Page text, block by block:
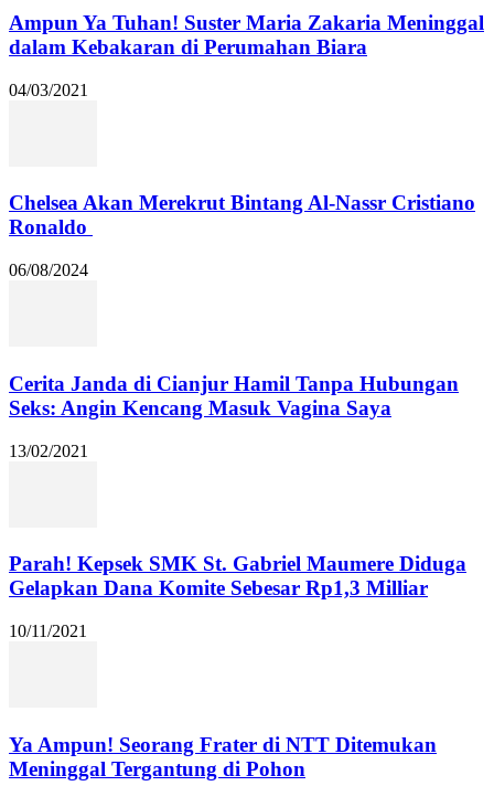
Ampun Ya Tuhan! Suster Maria Zakaria Meninggal
dalam Kebakaran di Perumahan Biara
04/03/2021
Chelsea Akan Merekrut Bintang Al-Nassr Cristiano
Ronaldo
06/08/2024
Cerita Janda di Cianjur Hamil Tanpa Hubungan
Seks: Angin Kencang Masuk Vagina Saya
13/02/2021
Parah! Kepsek SMK St. Gabriel Maumere Diduga
Gelapkan Dana Komite Sebesar Rp1,3 Milliar
10/11/2021
Ya Ampun! Seorang Frater di NTT Ditemukan
Meninggal Tergantung di Pohon